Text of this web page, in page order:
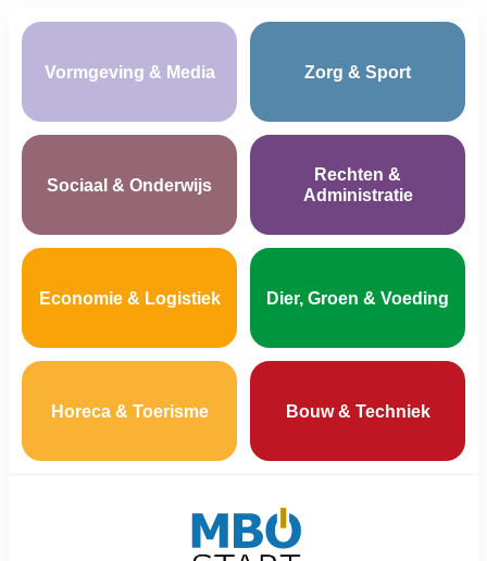
Vormgeving & Media Zorg & Sport
Sociaal & Onderwijs
Rechten &
Administratie
Economie & Logistiek Dier, Groen & Voeding
Horeca & Toerisme Bouw & Techniek